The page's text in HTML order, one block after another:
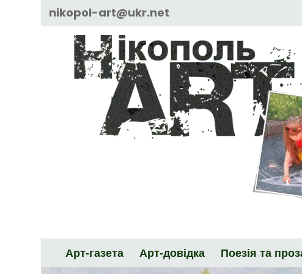
nikopol-art@ukr.net
Арт-газета Арт-довідка Поезія та